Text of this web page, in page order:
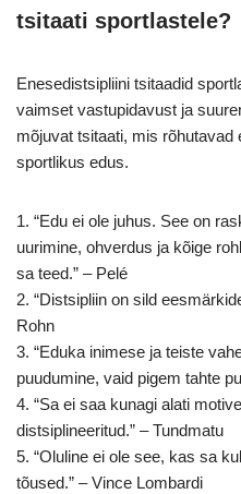
tsitaati sportlastele?
Enesedistsipliini tsitaadid
vaimset vastupidavust ja
mõjuvat tsitaati, mis rõhutavad
sportlikus edus.
1. “Edu ei ole juhus. See on
uurimine, ohverdus ja kõige
sa teed.” – Pelé
2. “Distsipliin on sild
Rohn
3. “Eduka inimese ja teiste
puudumine, vaid pigem tahte
4. “Sa ei saa kunagi alati
distsiplineeritud.” – Tundmatu
5. “Oluline ei ole see, kas sa
tõused.” – Vince Lombardi